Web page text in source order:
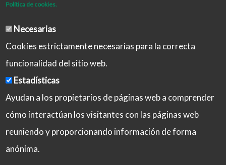
Política de cookies.
Necesarias
Cookies estrictamente necesarias para la correcta
funcionalidad del sitio web.
Estadísticas
Ayudan a los propietarios de páginas web a comprender
cómo interactúan los visitantes con las páginas web
reuniendo y proporcionando información de forma
anónima.